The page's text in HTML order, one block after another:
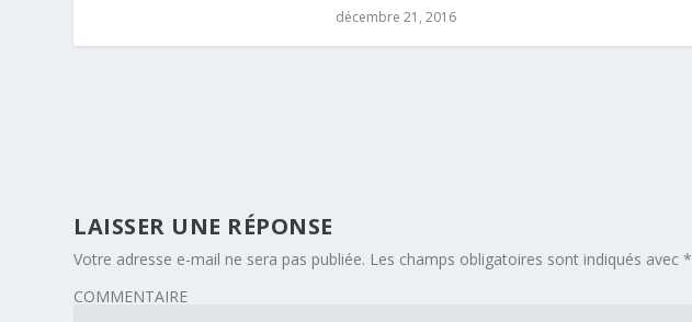
décembre 21, 2016
LAISSER UNE RÉPONSE
Votre adresse e-mail ne sera pas publiée. Les champs obligatoires sont indiqués avec*
COMMENTAIRE